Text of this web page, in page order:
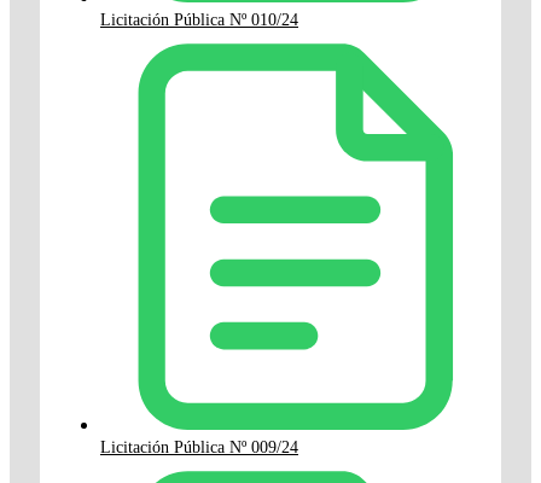
Licitación Pública Nº 010/24
Licitación Pública Nº 009/24